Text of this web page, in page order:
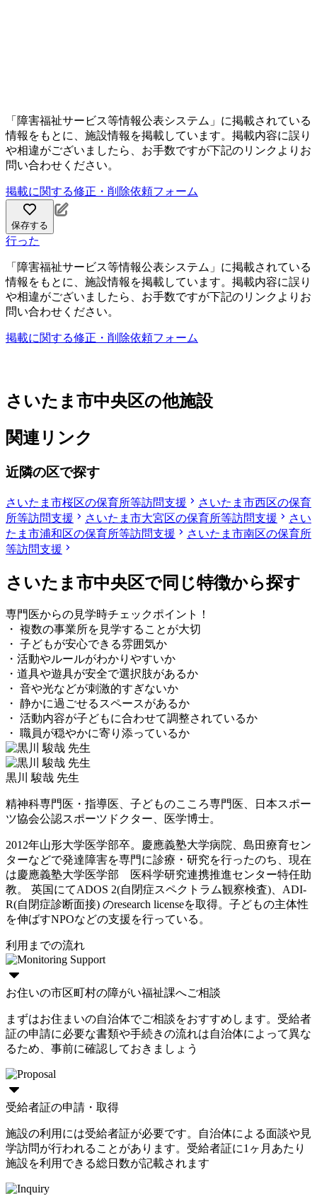
「障害福祉サービス等情報公表システム」に掲載されている
情報をもとに、施設情報を掲載しています。掲載内容に誤り
や相違がございましたら、お手数ですが下記のリンクよりお
問い合わせください。
掲載に関する修正・削除依頼フォーム
保存する
行った
「障害福祉サービス等情報公表システム」に掲載されている
情報をもとに、施設情報を掲載しています。掲載内容に誤り
や相違がございましたら、お手数ですが下記のリンクよりお
問い合わせください。
掲載に関する修正・削除依頼フォーム
さいたま市中央区の他施設
関連リンク
近隣の区で探す
さいたま市桜区の保育所等訪問支援
さいたま市西区の保育
所等訪問支援
さいたま市大宮区の保育所等訪問支援
さい
たま市浦和区の保育所等訪問支援
さいたま市南区の保育所
等訪問支援
さいたま市中央区で同じ特徴から探す
専門医からの見学時チェックポイント！
・ 複数の事業所を見学することが大切
・ 子どもが安心できる雰囲気か
・活動やルールがわかりやすいか
・道具や遊具が安全で選択肢があるか
・ 音や光などが刺激的すぎないか
・ 静かに過ごせるスペースがあるか
・ 活動内容が子どもに合わせて調整されているか
・ 職員が穏やかに寄り添っているか
黒川 駿哉 先生
精神科専門医・指導医、子どものこころ専門医、日本スポー
ツ協会公認スポーツドクター、医学博士。
2012年山形大学医学部卒。慶應義塾大学病院、島田療育セン
ターなどで発達障害を専門に診療・研究を行ったのち、現在
は慶應義塾大学医学部 医科学研究連携推進センター特任助
教。 英国にてADOS 2(自閉症スペクトラム観察検査)、ADI-
R(自閉症診断面接) のresearch licenseを取得。子どもの主体性
を伸ばすNPOなどの支援を行っている。
利用までの流れ
お住いの市区町村の障がい福祉課へご相談
まずはお住まいの自治体でご相談をおすすめします。受給者
証の申請に必要な書類や手続きの流れは自治体によって異な
るため、事前に確認しておきましょう
受給者証の申請・取得
施設の利用には受給者証が必要です。自治体による面談や見
学訪問が行われることがあります。受給者証に1ヶ月あたり
施設を利用できる総日数が記載されます